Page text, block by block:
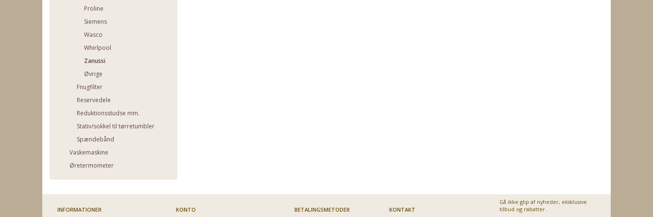
Proline
Siemens
Wasco
Whirlpool
Zanussi
Øvrige
Fnugfilter
Reservedele
Reduktionsstudse mm.
Stativ/sokkel til tørretumbler
Spændebånd
Vaskemaskine
Øretermometer
INFORMATIONER KONTO BETALINGSMETODER KONTAKT
Gå ikke glip af nyheder, eksklusive
tilbud og rabatter.